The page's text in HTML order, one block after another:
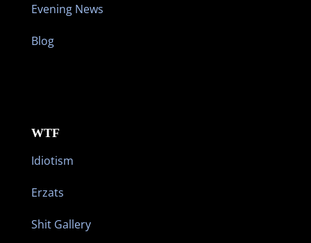
Evening News
Blog
WTF
Idiotism
Erzats
Shit Gallery